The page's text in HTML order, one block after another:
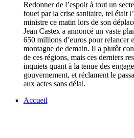
Redonner de l’espoir à tout un
fouet par la crise sanitaire, tel était
ministre ce matin lors de son
Jean Castex a annoncé un vaste
650 millions d’euros pour relancer
montagne de demain. Il a plutôt
de ces régions, mais ces derniers
inquiets quant à la tenue des
gouvernement, et réclament le
aux actes sans délai.
Accueil